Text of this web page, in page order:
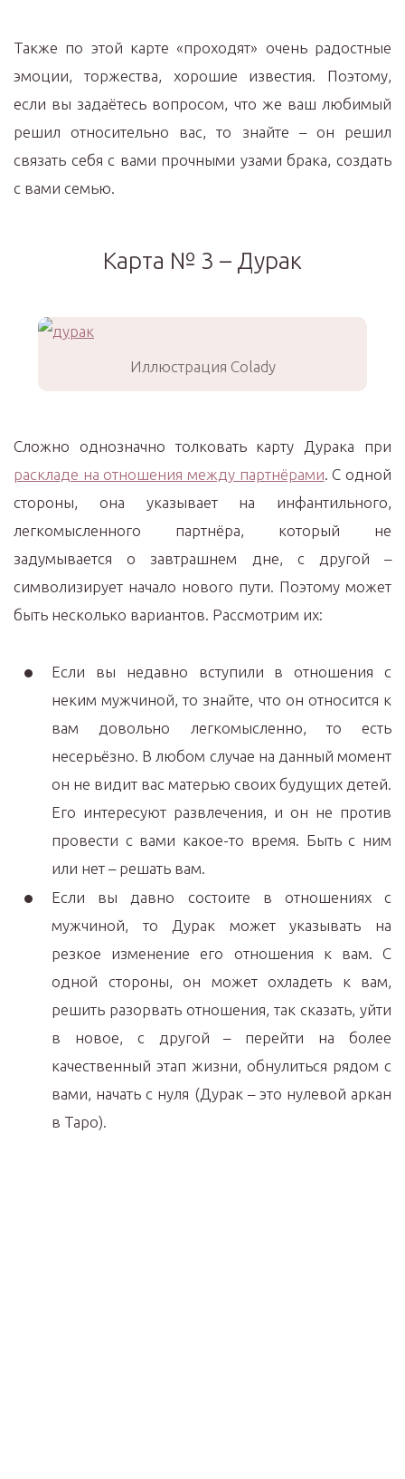
Также по этой карте «проходят» очень радостные
эмоции, торжества, хорошие известия. Поэтому,
если вы задаётесь вопросом, что же ваш любимый
решил относительно вас, то знайте – он решил
связать себя с вами прочными узами брака, создать
с вами семью.
Карта № 3 – Дурак
Иллюстрация Colady
Сложно однозначно толковать карту Дурака при
раскладе на отношения между партнёрами. С одной
стороны, она указывает на инфантильного,
легкомысленного партнёра, который не
задумывается о завтрашнем дне, с другой –
символизирует начало нового пути. Поэтому может
быть несколько вариантов. Рассмотрим их:
Если вы недавно вступили в отношения с
неким мужчиной, то знайте, что он относится к
вам довольно легкомысленно, то есть
несерьёзно. В любом случае на данный момент
он не видит вас матерью своих будущих детей.
Его интересуют развлечения, и он не против
провести с вами какое-то время. Быть с ним
или нет – решать вам.
Если вы давно состоите в отношениях с
мужчиной, то Дурак может указывать на
резкое изменение его отношения к вам. С
одной стороны, он может охладеть к вам,
решить разорвать отношения, так сказать, уйти
в новое, с другой – перейти на более
качественный этап жизни, обнулиться рядом с
вами, начать с нуля (Дурак – это нулевой аркан
в Таро).